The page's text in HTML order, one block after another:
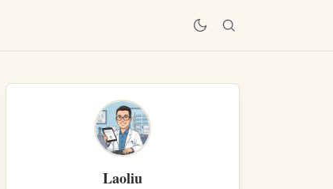
Laoliu